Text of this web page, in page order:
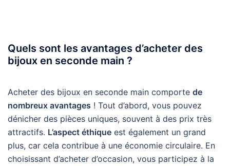
Quels sont les avantages d’acheter des
bijoux en seconde main ?
Acheter des bijoux en seconde main comporte de
nombreux avantages ! Tout d’abord, vous pouvez
dénicher des pièces uniques, souvent à des prix très
attractifs. L’aspect éthique est également un grand
plus, car cela contribue à une économie circulaire. En
choisissant d’acheter d’occasion, vous participez à la